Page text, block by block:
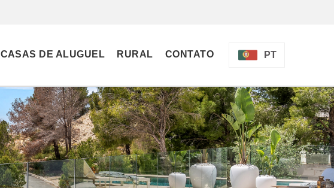
PT
CASAS DE ALUGUEL RURAL CONTATO